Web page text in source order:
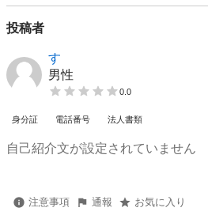
投稿者
す
男性
0.0
身分証 電話番号 法人書類
自己紹介文が設定されていません
注意事項 通報 お気に入り